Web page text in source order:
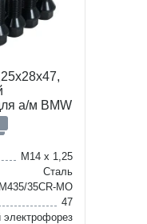
а/м BMW
M14 x 1,25
Сталь
35CR-MO
47
электрофорез